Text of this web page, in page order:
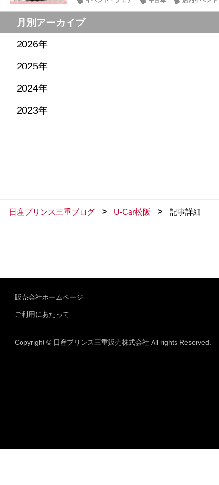
月別アーカイブ
2026年
2025年
2024年
2023年
日産プリンス三重ブログ > U-Car松阪 > 記事詳細
販売会社ホームページ
ご利用にあたって
Copyright © 日産プリンス三重販売株式会社 All rights Reserved.